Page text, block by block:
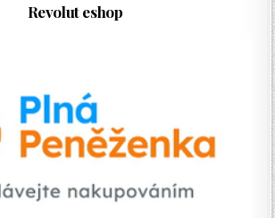
Revolut eshop